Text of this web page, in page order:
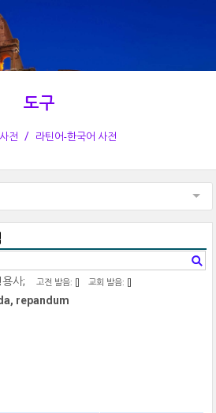
도구
사전 라틴어-한국어 사전
사; 고전 발음: [] 교회 발음: []
repandum